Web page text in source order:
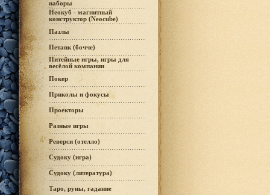
наборы
Неокуб - магнитный
конструктор (Neocube)
Пазлы
Петанк (бочче)
Питейные игры, игры для
весёлой компании
Покер
Приколы и фокусы
Проекторы
Разные игры
Реверси (отелло)
Судоку (игра)
Судоку (литература)
Таро, руны, гадание